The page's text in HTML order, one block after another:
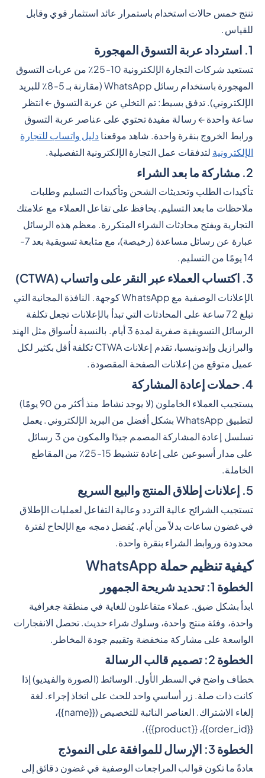
تنتج خمس حالات استخدام باستمرار عائد استثمار قوي وقابل
للقياس.
1. استرداد عربة التسوق المهجورة
تستعيد شركات التجارة الإلكترونية 10-25٪ من عربات التسوق
المهجورة باستخدام رسائل WhatsApp (مقارنة بـ 5-8٪ للبريد
الإلكتروني). تدفق بسيط: تم التخلي عن عربة التسوق ← انتظر
ساعة واحدة ← رسالة مفيدة تحتوي على عناصر عربة التسوق
ورابط الخروج بنقرة واحدة. شاهد موقعنا دليل واتساب للتجارة
الإلكترونية لتدفقات عمل التجارة الإلكترونية التفصيلية.
2. مشاركة ما بعد الشراء
تأكيدات الطلب وتحديثات الشحن وتأكيدات التسليم وطلبات
ملاحظات ما بعد التسليم. يحافظ على تفاعل العملاء مع علامتك
التجارية ويفتح محادثات الشراء المتكررة. معظم هذه الرسائل
عبارة عن رسائل مساعدة (رخيصة)، مع متابعة تسويقية بعد 7-
14 يومًا من التسليم.
3. اكتساب العملاء عبر النقر على واتساب (CTWA)
الإعلانات الوصفية مع WhatsApp كوجهة. النافذة المجانية التي
تبلغ 72 ساعة على المحادثات التي تبدأ بالإعلانات تجعل تكلفة
الرسائل التسويقية صفرية لمدة 3 أيام. بالنسبة لأسواق مثل الهند
والبرازيل وإندونيسيا، تقدم إعلانات CTWA تكلفة أقل بكثير لكل
عميل متوقع من إعلانات الصفحة المقصودة.
4. حملات إعادة المشاركة
يستجيب العملاء الخاملون (لا يوجد نشاط منذ أكثر من 90 يومًا)
لتطبيق WhatsApp بشكل أفضل من البريد الإلكتروني. يعمل
تسلسل إعادة المشاركة المصمم جيدًا والمكون من 3 رسائل
على مدار أسبوعين على إعادة تنشيط 15-25٪ من المقاطع
الخاملة.
5. إعلانات إطلاق المنتج والبيع السريع
تستجيب الشرائح عالية التردد وعالية التفاعل لعمليات الإطلاق
في غضون ساعات بدلاً من أيام. يُفضل دمجه مع الإلحاح لفترة
محدودة وروابط الشراء بنقرة واحدة.
كيفية تنظيم حملة WhatsApp
الخطوة 1: تحديد شريحة الجمهور
ابدأ بشكل ضيق. عملاء متفاعلون للغاية في منطقة جغرافية
واحدة، وفئة منتج واحدة، وسلوك شراء حديث. تحصل الانفجارات
الواسعة على مشاركة منخفضة وتقييم جودة المخاطر.
الخطوة 2: تصميم قالب الرسالة
خطاف واضح في السطر الأول. الوسائط (الصورة والفيديو) إذا
كانت ذات صلة. زر أساسي واحد للحث على اتخاذ إجراء. لغة
إلغاء الاشتراك. العناصر النائبة للتخصيص ({{name}}،
{{order_id}}، {{product}}).
الخطوة 3: الإرسال للموافقة على النموذج
عادةً ما تكون قوالب المراجعات الوصفية في غضون دقائق إلى